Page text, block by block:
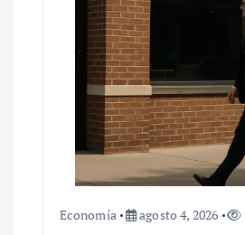
Economía agosto 4, 2026